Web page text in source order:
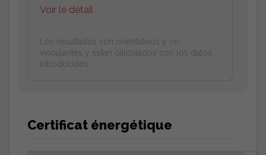
Voir le détail
Los resultados son orientativos y no
vinculantes y estan calculados con los datos
introducidos.
Certificat énergétique